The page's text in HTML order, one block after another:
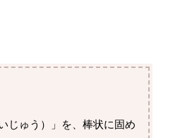
じゅう）」を、棒状に固め